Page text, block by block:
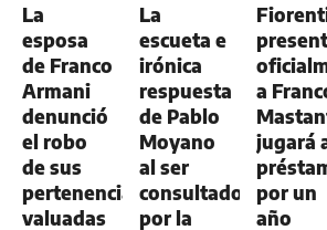
La
esposa
de Franco
Armani
denunció
el robo
de sus
pertenencias
valuadas
La
escueta e
irónica
respuesta
de Pablo
Moyano
al ser
consultado
por la
a
jugará
por un
año